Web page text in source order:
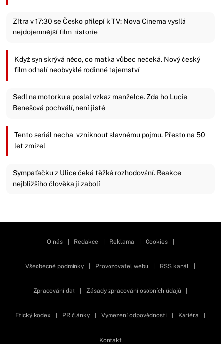
Zítra v 17:30 se Česko přilepí k TV: Nova Cinema vysílá
nejdojemnější film historie
Když syn skrývá něco, co matka vůbec nečeká. Nový český
film odhalí neobvyklé rodinné tajemství
Sedl na motorku a poslal vzkaz manželce. Zda ho Lucie
Benešová pochválí, není jisté
Tento seriál nechal vzniknout slavnému pojmu. Přesto na 50
let zmizel
Sympaťačku z Ulice čeká těžké rozhodování. Reakce
nejbližšího člověka ji zabolí
O nás Redakce Reklama Cookies
Všeobecné podmínky Provozovatel webu RSS kanál
Zpracování dat Zásady zpracování osobních údajů
Etický kodex PR články Vymezení odpovědnosti Kariéra
Kontakt